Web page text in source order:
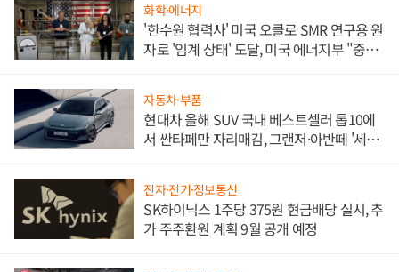
화학·에너지
'한수원 협력사' 미국 오클로 SMR 연구용 원
자로 '임계 상태' 도달, 미국 에너지부 "중요
자동차·부품
현대차 올해 SUV 국내 베스트셀러 톱10에
서 싼타페만 자리매김, 그랜저·아반떼 '세단
전자·전기·정보통신
SK하이닉스 1주당 375원 현금배당 실시, 추
가 주주환원 계획 9월 공개 예정